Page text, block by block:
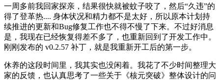
一周多前我回家探亲，结果很快就被蚊子咬了，然后“久违”的
得了登革热.... 身体状况和精力都不是太好，所以原本计划持
续推进的更新和Bug修复工作也不得不慢了下来。不过好消息
是，我现在已经恢复得差不多了，也重新回到了开发工作中。
刚刚发布的 v0.2.57 补丁，就是我重新开工后的第一步。
休养的这段时间里，我其实也没闲着。我花了不少时间整理大
家的反馈，也认真思考了一些关于《核元突破》整体设计的问